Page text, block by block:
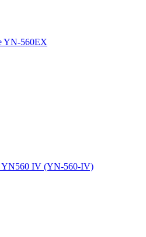
YN-560EX
YN560 IV (YN-560-IV)